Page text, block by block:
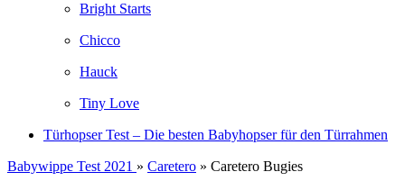
Bright Starts
Chicco
Hauck
Tiny Love
Türhopser Test – Die besten Babyhopser für den Türrahmen
Babywippe Test 2021 » Caretero » Caretero Bugies